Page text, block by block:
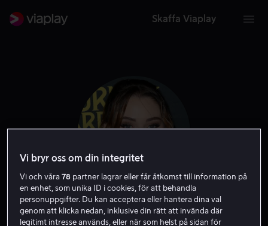
Skaffa Viaplay
Virginia Gardner
Vi bryr oss om din integritet
Vi och våra78 partner lagrar eller får åtkomst till information på
en enhet, som unika ID i cookies, för att behandla
personuppgifter. Du kan acceptera eller hantera dina val
genom att klicka nedan, inklusive din rätt att invända där
legitimt intresse används, eller när som helst på sidan för